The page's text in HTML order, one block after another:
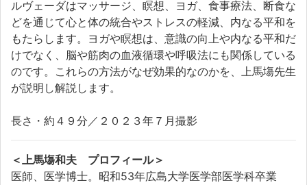
ルヴェーダはマッサージ、瞑想、ヨガ、食事療法、断食な
どを通じて心と体の統合やストレスの軽減、内なる平和を
もたらします。ヨガや瞑想は、意識の向上や内なる平和だ
けでなく、脳や筋肉の血液循環や呼吸法にも関係している
のです。これらの方法がなぜ効果的なのかを、上馬塲先生
が説明し解説します。
長さ・約４９分／２０２３年７月撮影
＜上馬塲和夫 プロフィール＞
医師、医学博士。昭和53年広島大学医学部医学科卒業